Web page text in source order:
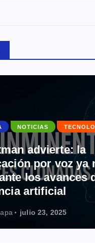
NOTICIAS
advierte: la
por voz ya
los avances
artificial
julio 23, 2025